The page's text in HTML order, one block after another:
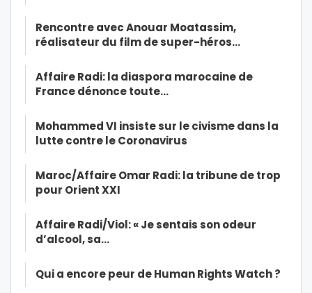
Rencontre avec Anouar Moatassim,
réalisateur du film de super-héros…
Affaire Radi: la diaspora marocaine de
France dénonce toute…
Mohammed VI insiste sur le civisme dans la
lutte contre le Coronavirus
Maroc/Affaire Omar Radi: la tribune de trop
pour Orient XXI
Affaire Radi/Viol: « Je sentais son odeur
d’alcool, sa…
Qui a encore peur de Human Rights Watch ?